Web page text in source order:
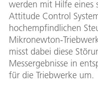
werden mit Hilfe eines
Attitude Control
hochempfindlichen
Mikronewton-
misst dabei diese
Messergebnisse in
für die Triebwerke um.